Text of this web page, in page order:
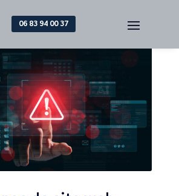
06 83 94 00 37